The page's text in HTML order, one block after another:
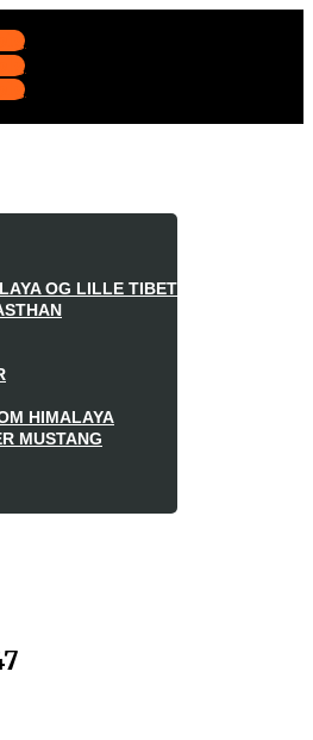
OG LILLE TIBET
HIMALAYA
MUSTANG